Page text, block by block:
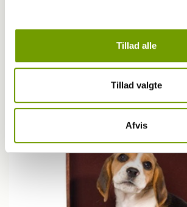
Tillad alle
Tillad valgte
Afvis
Blog - John Frank Ahm
BLOG: En gåtur er ikke bare